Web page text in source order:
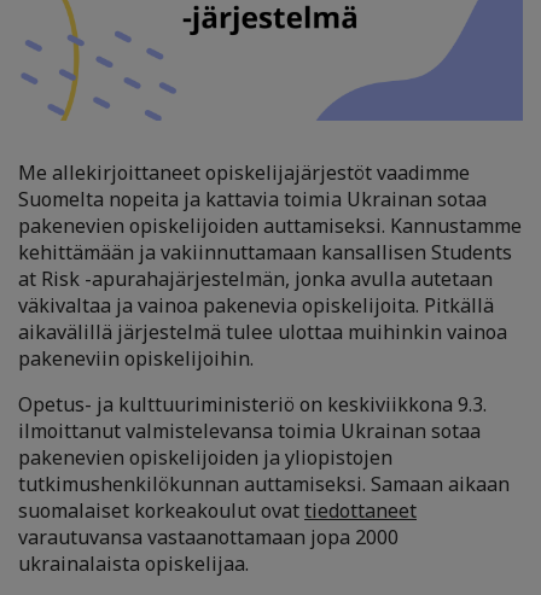
Me allekirjoittaneet opiskelijajärjestöt vaadimme
Suomelta nopeita ja kattavia toimia Ukrainan sotaa
pakenevien opiskelijoiden auttamiseksi. Kannustamme
kehittämään ja vakiinnuttamaan kansallisen Students
at Risk -apurahajärjestelmän, jonka avulla autetaan
väkivaltaa ja vainoa pakenevia opiskelijoita. Pitkällä
aikavälillä järjestelmä tulee ulottaa muihinkin vainoa
pakeneviin opiskelijoihin.
Opetus- ja kulttuuriministeriö on keskiviikkona 9.3.
ilmoittanut valmistelevansa toimia Ukrainan sotaa
pakenevien opiskelijoiden ja yliopistojen
tutkimushenkilökunnan auttamiseksi. Samaan aikaan
suomalaiset korkeakoulut ovattiedottaneet
varautuvansa vastaanottamaan jopa 2000
ukrainalaista opiskelijaa.